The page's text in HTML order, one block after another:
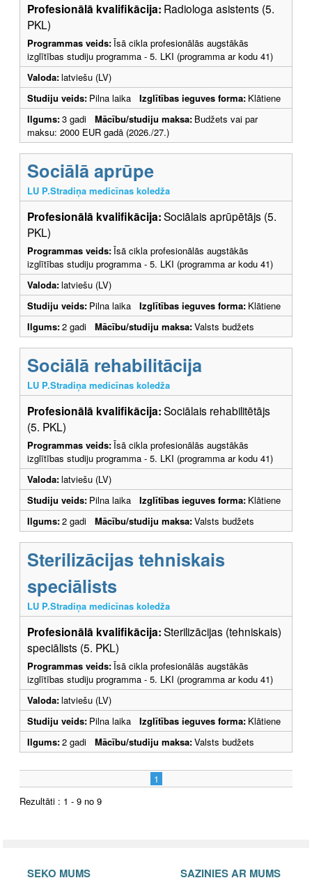
Profesionālā kvalifikācija: Radiologa asistents (5.
PKL)
Programmas veids:Īsā cikla profesionālās augstākās
izglītības studiju programma - 5. LKI (programma ar kodu 41)
Valoda:latviešu (LV)
Studiju veids: Pilna laika Izglītības ieguves forma: Klātiene
Ilgums:3 gadi Mācību/studiju maksa: Budžets vai par
maksu: 2000 EUR gadā (2026./27.)
Sociālā aprūpe
LU P.Stradiņa medicīnas koledža
Profesionālā kvalifikācija:Sociālais aprūpētājs (5.
PKL)
Programmas veids:Īsā cikla profesionālās augstākās
izglītības studiju programma - 5. LKI (programma ar kodu 41)
Valoda:latviešu (LV)
Studiju veids: Pilna laika Izglītības ieguves forma: Klātiene
Ilgums:2 gadi Mācību/studiju maksa:Valsts budžets
Sociālā rehabilitācija
LU P.Stradiņa medicīnas koledža
Profesionālā kvalifikācija:Sociālais rehabilitētājs
(5. PKL)
Programmas veids:Īsā cikla profesionālās augstākās
izglītības studiju programma - 5. LKI (programma ar kodu 41)
Valoda:latviešu (LV)
Studiju veids: Pilna laika Izglītības ieguves forma: Klātiene
Ilgums:2 gadi Mācību/studiju maksa:Valsts budžets
Sterilizācijas tehniskais
speciālists
LU P.Stradiņa medicīnas koledža
Profesionālā kvalifikācija:Sterilizācijas (tehniskais)
speciālists (5. PKL)
Programmas veids:Īsā cikla profesionālās augstākās
izglītības studiju programma - 5. LKI (programma ar kodu 41)
Valoda:latviešu (LV)
Studiju veids: Pilna laika Izglītības ieguves forma: Klātiene
Ilgums:2 gadi Mācību/studiju maksa:Valsts budžets
1
Rezultāti : 1 - 9 no 9
SEKO MUMS SAZINIES AR MUMS